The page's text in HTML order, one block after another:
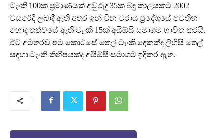
ටැංකි 100ක ප්‍රමාණයක් අවුරුදු 35ක බදු කාලයකට 2002
වසරේදී ලබාදී ඇති අතර ඉන් චීන වරාය ප්‍රදේශයේ පවතින
හොඳ තත්වයේ ඇති ටැංකි 15ක් අයිඕසී සමාගම භාවිත කරයි.
ඊට අමතරව එම කොටසේ තෙල් ටැංකි දෙකක්ද ලිහිසි තෙල්
සඳහා ටැංකි කිහිපයක්ද අයිඕසී සමාගම ඉදිකර ඇත.